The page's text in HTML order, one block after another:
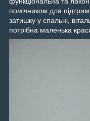
помічником для
затишку у спальні,
потрібна маленька